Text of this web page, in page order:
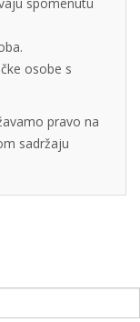
osobe s
pravo na
sadržaju